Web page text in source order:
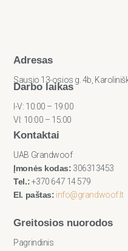
Adresas
Sausio 13-osios g. 4b,
Darbo laikas
I-V: 10:00 – 19:00
VI: 10:00 – 15:00
Kontaktai
UAB Grandwoof
Įmonės kodas: 306313453
Tel.:+370 647 14 579
El. paštas: info@grandwoof.lt
Greitosios nuorodos
Pagrindinis